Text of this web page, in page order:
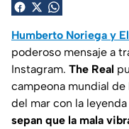
Humberto Noriega y
poderoso mensaje a
Instagram. The Real
campeona mundial de
del mar con la
sepan que la mala